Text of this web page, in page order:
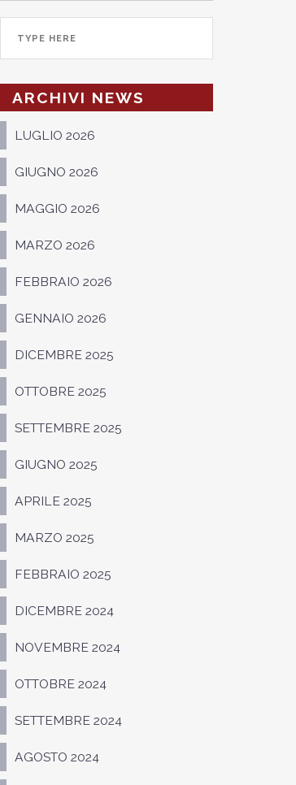
ARCHIVI NEWS
LUGLIO 2026
GIUGNO 2026
MAGGIO 2026
MARZO 2026
FEBBRAIO 2026
GENNAIO 2026
DICEMBRE 2025
OTTOBRE 2025
SETTEMBRE 2025
GIUGNO 2025
APRILE 2025
MARZO 2025
FEBBRAIO 2025
DICEMBRE 2024
NOVEMBRE 2024
OTTOBRE 2024
SETTEMBRE 2024
AGOSTO 2024